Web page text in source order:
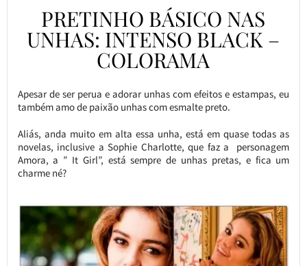
PRETINHO BÁSICO NAS
UNHAS: INTENSO BLACK –
COLORAMA
Apesar de ser perua e adorar unhas com efeitos e estampas, eu
também amo de paixão unhas com esmalte preto.
Aliás, anda muito em alta essa unha, está em quase todas as
novelas, inclusive a Sophie Charlotte, que faz a personagem
Amora, a ” It Girl”, está sempre de unhas pretas, e fica um
charme né?